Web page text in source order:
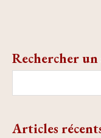
Rechercher
Articles